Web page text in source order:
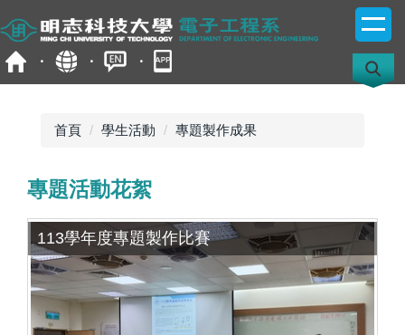
到
主
要
首頁 學生活動 專題製作成果
專題活動花絮
113學年度專題製作比賽